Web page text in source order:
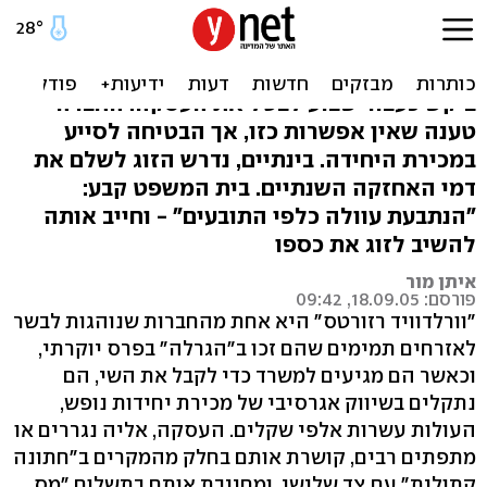
אפשר לנצח את יחידת הנופש
זוג שרכש יחידת נופש מ"וורלדוויד רזורטס"
ביקש כעבור שבוע לבטל את העסקה. החברה
טענה שאין אפשרות כזו, אך הבטיחה לסייע
במכירת היחידה. בינתיים, נדרש הזוג לשלם את
דמי האחזקה השנתיים. בית המשפט קבע:
"הנתבעת עוולה כלפי התובעים" - וחייב אותה
להשיב לזוג את כספו
איתן מור
פורסם: 18.09.05, 09:42
"וורלדוויד רזורטס" היא אחת מהחברות שנוהגות לבשר
לאזרחים תמימים שהם זכו ב"הגרלה" בפרס יוקרתי,
וכאשר הם מגיעים למשרד כדי לקבל את השי, הם
נתקלים בשיווק אגרסיבי של מכירת יחידות נופש,
העולות עשרות אלפי שקלים. העסקה, אליה נגררים או
מתפתים רבים, קושרת אותם בחלק מהמקרים ב"חתונה